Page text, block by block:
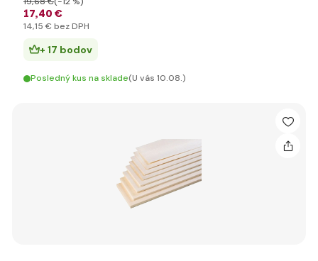
17,40 €
14,15 € bez DPH
+ 17 bodov
Posledný kus na sklade(U vás 10.08.)